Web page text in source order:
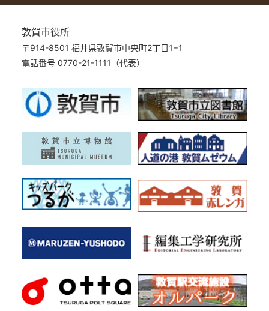
敦賀市役所
〒914-8501 福井県敦賀市中央町2丁目1−1
電話番号 0770-21-1111（代表）